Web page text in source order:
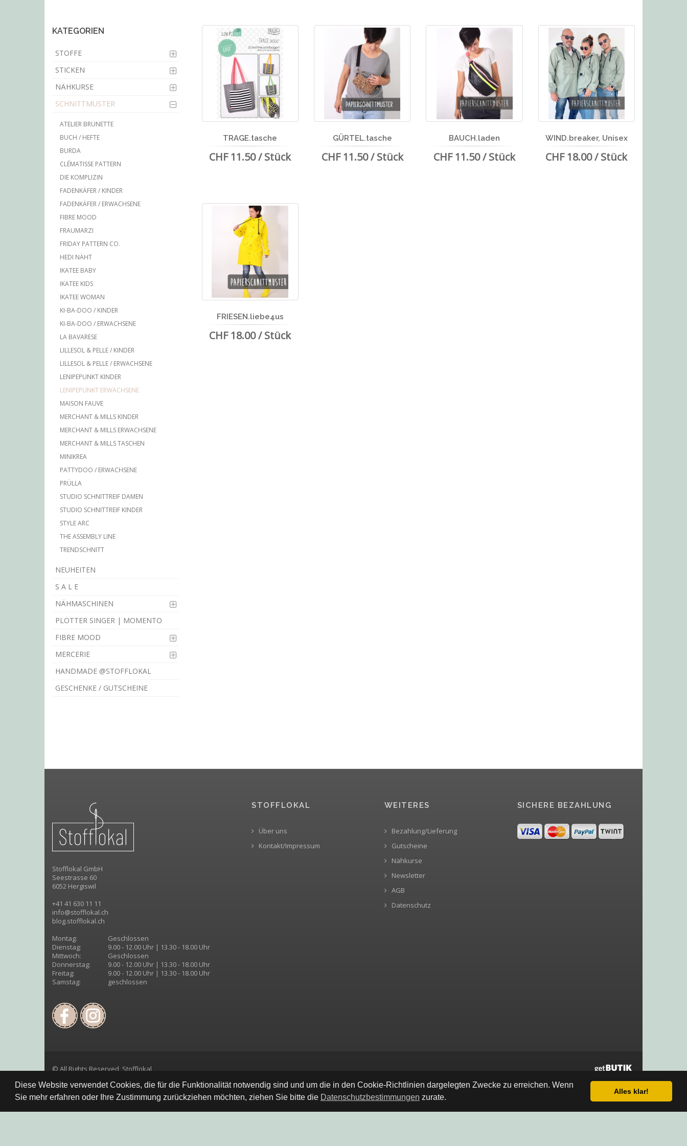
Diese Website verwendet Cookies, die für die Funktionalität notwendig sind und um die in den Cookie-Richtlinien dargelegten Zwecke zu erreichen. Wenn
Sie mehr erfahren oder Ihre Zustimmung zurückziehen möchten, ziehen Sie bitte die Datenschutzbestimmungen zurate.
Alles klar!
KATEGORIEN
STOFFE
STICKEN
NÄHKURSE
SCHNITTMUSTER
ATELIER BRUNETTE
BUCH / HEFTE
BURDA
CLÉMATISSE PATTERN
DIE KOMPLIZIN
FADENKÄFER / KINDER
FADENKÄFER / ERWACHSENE
FIBRE MOOD
FRAUMARZI
FRIDAY PATTERN CO.
HEDI NÄHT
IKATEE BABY
IKATEE KIDS
IKATEE WOMAN
KI-BA-DOO / KINDER
KI-BA-DOO / ERWACHSENE
LA BAVARESE
LILLESOL & PELLE / KINDER
LILLESOL & PELLE / ERWACHSENE
LENIPEPUNKT KINDER
LENIPEPUNKT ERWACHSENE
MAISON FAUVE
MERCHANT & MILLS KINDER
MERCHANT & MILLS ERWACHSENE
MERCHANT & MILLS TASCHEN
MINIKREA
PATTYDOO / ERWACHSENE
PRÜLLA
STUDIO SCHNITTREIF DAMEN
STUDIO SCHNITTREIF KINDER
STYLE ARC
THE ASSEMBLY LINE
TRENDSCHNITT
NEUHEITEN
S A L E
NÄHMASCHINEN
PLOTTER SINGER | MOMENTO
FIBRE MOOD
MERCERIE
HANDMADE @STOFFLOKAL
GESCHENKE / GUTSCHEINE
TRAGE.tasche
CHF 11.50 / Stück
GÜRTEL.tasche
CHF 11.50 / Stück
BAUCH.laden
CHF 11.50 / Stück
WIND.breaker, Unisex
CHF 18.00 / Stück
FRIESEN.liebe4us
CHF 18.00 / Stück
Stofflokal GmbH
Seestrasse 60
6052 Hergiswil
+41 41 630 11 11
info@stofflokal.ch
blog.stofflokal.ch
Montag:
Geschlossen
Dienstag:
9.00 - 12.00 Uhr | 13.30 - 18.00 Uhr
Mittwoch:
Geschlossen
Donnerstag:
9.00 - 12.00 Uhr | 13.30 - 18.00 Uhr
Freitag:
9.00 - 12.00 Uhr | 13.30 - 18.00 Uhr
Samstag:
geschlossen
STOFFLOKAL
Über uns
Kontakt/Impressum
WEITERES
Bezahlung/Lieferung
Gutscheine
Nähkurse
Newsletter
AGB
Datenschutz
SICHERE BEZAHLUNG
© All Rights Reserved, Stofflokal